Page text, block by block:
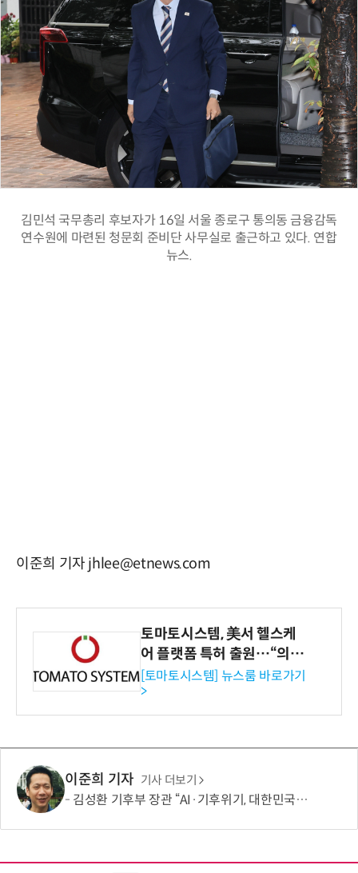
김민석 국무총리 후보자가 16일 서울 종로구 통의동 금융감독
연수원에 마련된 청문회 준비단 사무실로 출근하고 있다. 연합
뉴스.
이준희 기자 jhlee@etnews.com
토마토시스템, 美서 헬스케
어 플랫폼 특허 출원…“의료
기관·보험사 공략”
[토마토시스템] 뉴스룸 바로가기
>
이준희 기자 기사 더보기
김성환 기후부 장관 “AI·기후위기, 대한민국이 함께 해결할 첫 국가 될 것”